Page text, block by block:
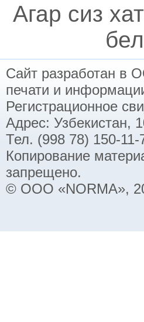
Агар сиз
Сайт разработан в
печати и
Регистрационное
Адрес: Узбекистан,
Тел. (998 78) 150-
Копирование
запрещено.
© ООО «NORMA»,